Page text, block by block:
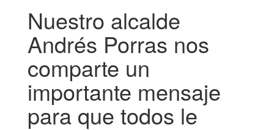
Nuestro alcalde
Andrés Porras nos
comparte un
importante mensaje
para que todos le